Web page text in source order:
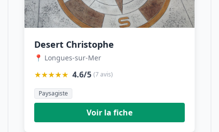
Desert Christophe
📍 Longues-sur-Mer
★★★★★ 4.6/5 (7 avis)
Paysagiste
Voir la fiche